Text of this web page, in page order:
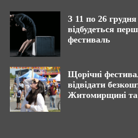
З 11 по 26
відбудеться
фестиваль
Щорічні
відвідати
Житомирщині та